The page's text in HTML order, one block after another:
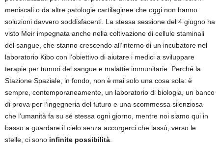
meniscali o da altre patologie cartilaginee che oggi non hanno
soluzioni davvero soddisfacenti. La stessa sessione del 4 giugno ha
visto Meir impegnata anche nella coltivazione di cellule staminali
del sangue, che stanno crescendo all’interno di un incubatore nel
laboratorio Kibo con l’obiettivo di aiutare i medici a sviluppare
terapie per tumori del sangue e malattie immunitarie. Perché la
Stazione Spaziale, in fondo, non è mai solo una cosa sola: è
sempre, contemporaneamente, un laboratorio di biologia, un banco
di prova per l’ingegneria del futuro e una scommessa silenziosa
che l’umanità fa su sé stessa ogni giorno, mentre noi siamo qui in
basso a guardare il cielo senza accorgerci che lassù, verso le
stelle, ci sono infinite possibilità